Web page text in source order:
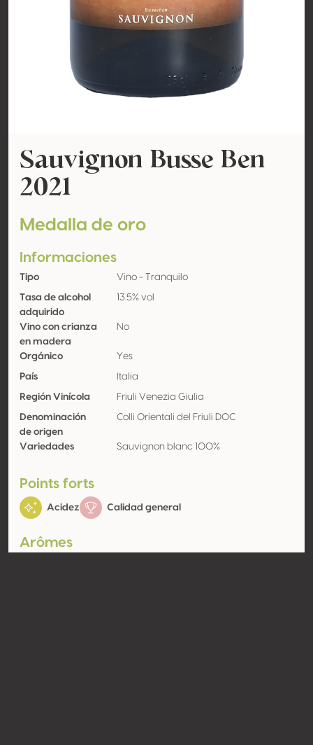
Sauvignon Busse Ben
2021
Medalla de oro
Informaciones
Tipo Vino - Tranquilo
Tasa de alcohol
adquirido
13.5% vol
Vino con crianza
en madera
No
Orgánico Yes
País Italia
Región Vinícola Friuli Venezia Giulia
Denominación
de origen
Colli Orientali del Friuli DOC
Variedades Sauvignon blanc 100%
Points forts
Acidez Calidad general
Arômes